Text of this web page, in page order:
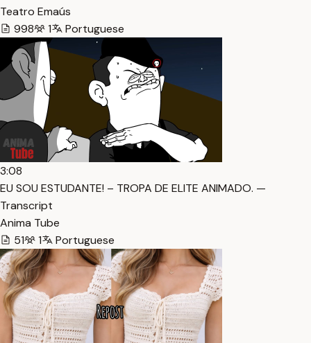
Teatro Emaús
998
1 Portuguese
3:08
EU SOU ESTUDANTE! – TROPA DE ELITE ANIMADO. —
Transcript
Anima Tube
51
1 Portuguese